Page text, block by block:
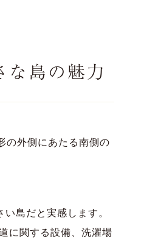
島の魅力
の外側にあたる南側の
島だと実感します。
に関する設備、洗濯場